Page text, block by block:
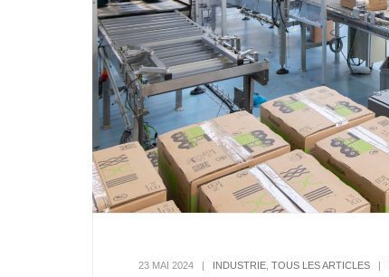
23 MAI 2024 | INDUSTRIE TOUS LES ARTICLES |